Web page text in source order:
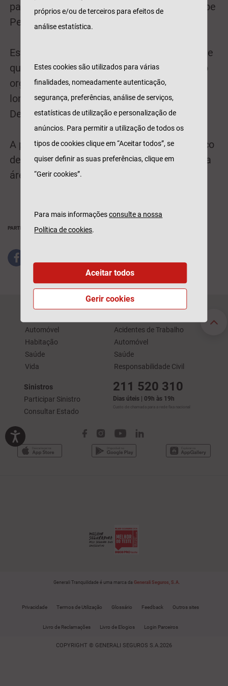
participarem no evento destaca-se Luís Filipe
Pereira, Ex-ministro da saúde.
Esta conferência é a segunda, de um ciclo de
quatro, que a Tranquilidade/Açoreana estão
organizar, em parceria com o Expresso, ao
longo de 2017 sobre "Seguros: Os Novos
Desafios".
A primeira conferência realizou-se em março
deste ano e debateu as novas tendências na
área seguradora.
PARTILHAR
Automóvel
Habitação
Saúde
Vida
Acidentes de Trabalho
Automóvel
Saúde
Responsabilidade Civil
Sinistros
Participar Sinistro
Consultar Estado
211 520 310
Dias úteis | 09h às 19h
Custo de chamada para a rede fixa nacional
Generali Tranquilidade é uma marca da Generali Seguros, S.A.
Privacidade Termos de Utilização Glossário Feedback Outros sites
Livro de Reclamações Livro de Elogios Login Parceiros
COPYRIGHT © GENERALI SEGUROS S.A.2026
próprios e/ou de terceiros para efeitos de
análise estatística.
Estes cookies são utilizados para várias
finalidades, nomeadamente autenticação,
segurança, preferências, análise de serviços,
estatísticas de utilização e personalização de
anúncios. Para permitir a utilização de todos os
tipos de cookies clique em “Aceitar todos”, se
quiser definir as suas preferências, clique em
“Gerir cookies”.
Para mais informaçõesconsulte a nossa
Política de cookies.
Gerir cookies
Aceitar todos